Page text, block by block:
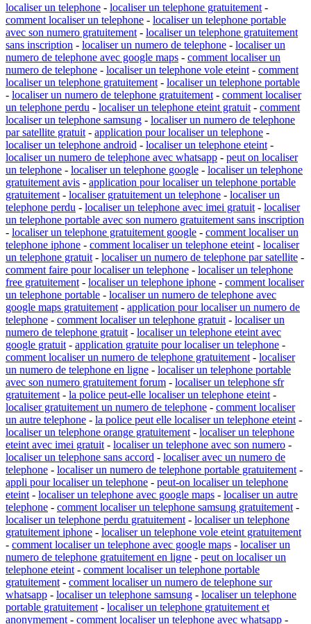
localiser un telephone - localiser un telephone gratuitement -
comment localiser un telephone - localiser un telephone portable
avec son numero gratuitement - localiser un telephone gratuitement
sans inscription - localiser un numero de telephone - localiser un
numero de telephone avec google maps - comment localiser un
numero de telephone - localiser un telephone vole eteint - comment
localiser un telephone gratuitement - localiser un telephone portable
- localiser un numero de telephone gratuitement - comment localiser
un telephone perdu - localiser un telephone eteint gratuit - comment
localiser un telephone samsung - localiser un numero de telephone
par satellite gratuit - application pour localiser un telephone -
localiser un telephone android - localiser un telephone eteint -
localiser un numero de telephone avec whatsapp - peut on localiser
un telephone - localiser un telephone google - localiser un telephone
gratuitement avis - application pour localiser un telephone portable
gratuitement - localiser gratuitement un telephone - localiser un
telephone perdu - localiser un telephone avec imei gratuit - localiser
un telephone portable avec son numero gratuitement sans inscription
- localiser un telephone gratuitement google - comment localiser un
telephone iphone - comment localiser un telephone eteint - localiser
un telephone gratuit - localiser un numero de telephone par satellite -
comment faire pour localiser un telephone - localiser un telephone
free gratuitement - localiser un telephone iphone - comment localiser
un telephone portable - localiser un numero de telephone avec
google maps gratuitement - application pour localiser un numero de
telephone - comment localiser un telephone gratuit - localiser un
numero de telephone gratuit - localiser un telephone eteint avec
google gratuit - application gratuite pour localiser un telephone -
comment localiser un numero de telephone gratuitement - localiser
un numero de telephone en ligne - localiser un telephone portable
avec son numero gratuitement forum - localiser un telephone sfr
gratuitement - la police peut-elle localiser un telephone eteint -
localiser gratuitement un numero de telephone - comment localiser
un autre telephone - la police peut elle localiser un telephone eteint -
localiser un telephone orange gratuitement - localiser un telephone
eteint avec imei gratuit - localiser un telephone avec son numero -
localiser un telephone sans accord - localiser avec un numero de
telephone - localiser un numero de telephone portable gratuitement -
appli pour localiser un telephone - peut-on localiser un telephone
eteint - localiser un telephone avec google maps - localiser un autre
telephone - comment localiser un telephone samsung gratuitement -
localiser un telephone perdu gratuitement - localiser un telephone
gratuitement iphone - localiser un telephone vole eteint gratuitement
- comment localiser un telephone avec google maps - localiser un
numero de telephone gratuitement en ligne - peut on localiser un
telephone eteint - comment localiser un telephone portable
gratuitement - comment localiser un numero de telephone sur
whatsapp - localiser un telephone samsung - localiser un telephone
portable gratuitement - localiser un telephone gratuitement et
anonymement - comment localiser un telephone avec whatsapp -